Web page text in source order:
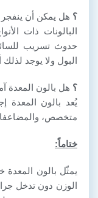
؟ هل يمكن أن ينفجر
البالونات ذات
حدوث تسريب
البول ولا يوجد لذلك
؟ هل بالون المعدة
يُعد بالون المعدة
متخصص،
ختاماً:
يمثّل بالون المعدة
الوزن دون تدخل